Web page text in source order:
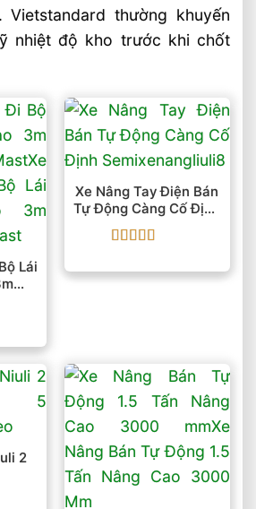
Vietstandard thường khuyến
nhiệt độ kho trước khi chốt
Lái
Xe Nâng Tay Điện Bán
Tự Động Càng Cố Định
Semi
hạng55 sao
2